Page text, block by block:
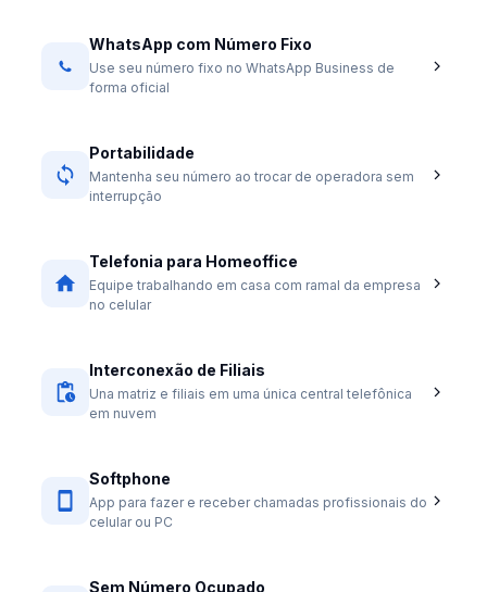
WhatsApp com Número Fixo
Use seu número fixo no WhatsApp Business de
forma oficial
Portabilidade
Mantenha seu número ao trocar de operadora sem
interrupção
Telefonia para Homeoffice
Equipe trabalhando em casa com ramal da empresa
no celular
Interconexão de Filiais
Una matriz e filiais em uma única central telefônica
em nuvem
Softphone
App para fazer e receber chamadas profissionais do
celular ou PC
Sem Número Ocupado